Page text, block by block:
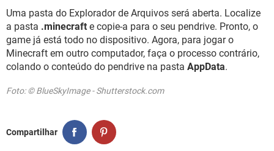
Uma pasta do Explorador de Arquivos será aberta. Localize
a pasta .minecraft e copie-a para o seu pendrive. Pronto, o
game já está todo no dispositivo. Agora, para jogar o
Minecraft em outro computador, faça o processo contrário,
colando o conteúdo do pendrive na pasta AppData.
Foto: © BlueSkyImage - Shutterstock.com
Compartilhar